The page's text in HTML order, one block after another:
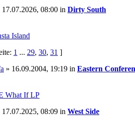
17.07.2026, 08:00 in Dirty South
Island
1 ... 29, 30, 31 ]
» 16.09.2004, 19:19 in Eastern
What If LP
17.07.2025, 08:09 in West Side